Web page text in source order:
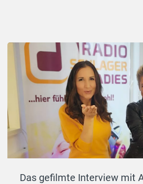
Das gefilmte Interview mit